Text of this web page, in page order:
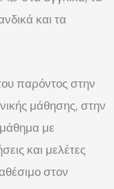
και τα
παρόντος στην
μάθησης, στην
μάθημα με
και μελέτες
στον